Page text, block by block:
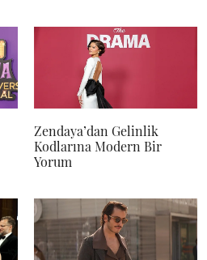
Zendaya’dan Gelinlik
Kodlarına Modern Bir
Yorum